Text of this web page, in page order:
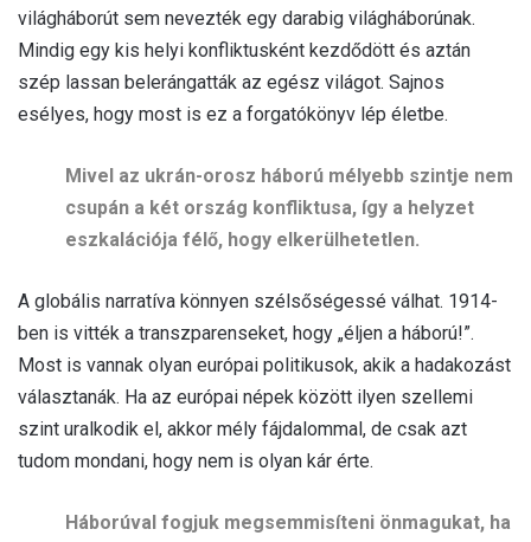
világháborút sem nevezték egy darabig világháborúnak.
Mindig egy kis helyi konfliktusként kezdődött és aztán
szép lassan belerángatták az egész világot. Sajnos
esélyes, hogy most is ez a forgatókönyv lép életbe.
Mivel az ukrán-orosz háború mélyebb szintje nem
csupán a két ország konfliktusa, így a helyzet
eszkalációja félő, hogy elkerülhetetlen.
A globális narratíva könnyen szélsőségessé válhat. 1914-
ben is vitték a transzparenseket, hogy „éljen a háború!”.
Most is vannak olyan európai politikusok, akik a hadakozást
választanák. Ha az európai népek között ilyen szellemi
szint uralkodik el, akkor mély fájdalommal, de csak azt
tudom mondani, hogy nem is olyan kár érte.
Háborúval fogjuk megsemmisíteni önmagukat, ha